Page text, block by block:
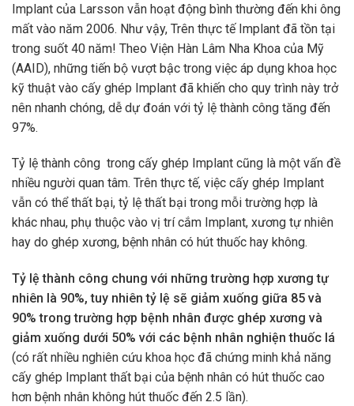
Implant của Larsson vẫn hoạt động bình thường đến khi ông
mất vào năm 2006. Như vậy, Trên thực tế Implant đã tồn tại
trong suốt 40 năm! Theo Viện Hàn Lâm Nha Khoa của Mỹ
(AAID), những tiến bộ vượt bậc trong việc áp dụng khoa học
kỹ thuật vào cấy ghép Implant đã khiến cho quy trình này trở
nên nhanh chóng, dễ dự đoán với tỷ lệ thành công tăng đến
97%.
Tỷ lệ thành công trong cấy ghép Implant cũng là một vấn đề
nhiều người quan tâm. Trên thực tế, việc cấy ghép Implant
vẫn có thể thất bại, tỷ lệ thất bại trong mỗi trường hợp là
khác nhau, phụ thuộc vào vị trí cắm Implant, xương tự nhiên
hay do ghép xương, bệnh nhân có hút thuốc hay không.
Tỷ lệ thành công chung với những trường hợp xương tự
nhiên là 90%, tuy nhiên tỷ lệ sẽ giảm xuống giữa 85 và
90% trong trường hợp bệnh nhân được ghép xương và
giảm xuống dưới 50% với các bệnh nhân nghiện thuốc lá
(có rất nhiều nghiên cứu khoa học đã chứng minh khả năng
cấy ghép Implant thất bại của bệnh nhân có hút thuốc cao
hơn bệnh nhân không hút thuốc đến 2.5 lần).